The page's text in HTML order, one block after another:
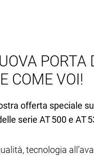
PORTA
COME VOI!
offerta speciale
serie AT 500 e AT
tecnologia